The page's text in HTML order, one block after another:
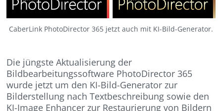
CaberLink PhotoDirector 365 jetzt auch mit KI-Bild-Generator.
Die jüngste Aktualisierung der
Bildbearbeitungssoftware PhotoDirector 365
wurde jetzt um den KI-Bild-Generator zur
Bilderstellung nach Textbeschreibung sowie den
KI-Image Enhancer zur Restaurierung von Bildern